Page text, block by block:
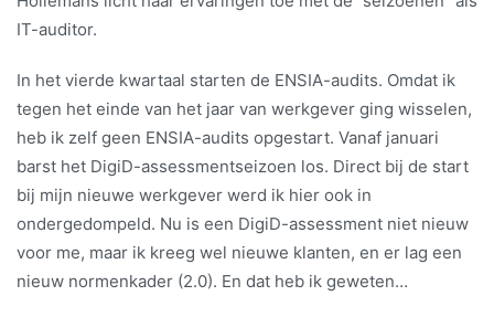
IT-auditor.
In het vierde kwartaal starten de ENSIA-audits. Omdat ik
tegen het einde van het jaar van werkgever ging wisselen,
heb ik zelf geen ENSIA-audits opgestart. Vanaf januari
barst het DigiD-assessmentseizoen los. Direct bij de start
bij mijn nieuwe werkgever werd ik hier ook in
ondergedompeld. Nu is een DigiD-assessment niet nieuw
voor me, maar ik kreeg wel nieuwe klanten, en er lag een
nieuw normenkader (2.0). En dat heb ik geweten…